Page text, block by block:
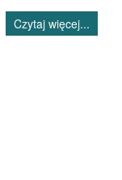
Czytaj więcej...